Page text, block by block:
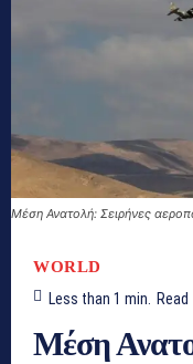
Μέση Ανατολή: Σειρήνες
WORLD
Less than 1 min. Read
Μέση